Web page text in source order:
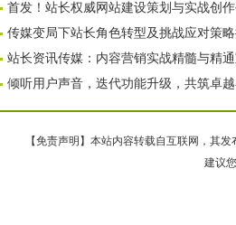
首发！站长权威网站建设策划与实战创
传媒变局下站长角色转型及挑战应对策
站长资讯传媒：内容营销实战精髓与精
倾听用户声音，迭代功能升级，共筑卓
【免责声明】本站内容转载自互联网，其
建议